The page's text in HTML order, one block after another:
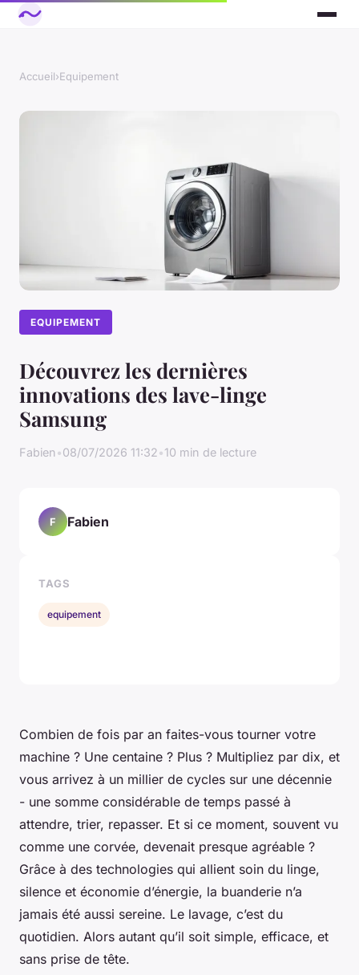
Accueil›Equipement
EQUIPEMENT
Découvrez les dernières
innovations des lave-linge
Samsung
Fabien•08/07/2026 11:32•10 min de lecture
Combien de fois par an faites-vous tourner votre
machine ? Une centaine ? Plus ? Multipliez par dix, et
vous arrivez à un millier de cycles sur une décennie
- une somme considérable de temps passé à
attendre, trier, repasser. Et si ce moment, souvent vu
comme une corvée, devenait presque agréable ?
Grâce à des technologies qui allient soin du linge,
silence et économie d’énergie, la buanderie n’a
jamais été aussi sereine. Le lavage, c’est du
quotidien. Alors autant qu’il soit simple, efficace, et
sans prise de tête.
F Fabien
TAGS
equipement